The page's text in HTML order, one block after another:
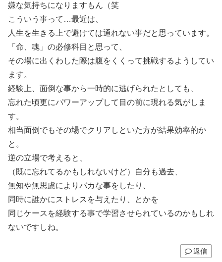
嫌な気持ちになりますもん（笑
こういう事って…最近は、
人生を生きる上で避けては通れない事だと思っています。
「命、魂」の必修科目と思って、
その場に出くわした際は腹をくくって挑戦するようしてい
ます。
経験上、面倒な事から一時的に逃げられたとしても、
忘れた頃更にパワーアップして目の前に現れる気がしま
す。
相当面倒でもその場でクリアしといた方が結果効率的か
と。
逆の立場で考えると、
（既に忘れてるかもしれないけど）自分も過去、
無知や無思慮によりバカな事をしたり、
同時に誰かにストレスを与えたり、とかを
同じケースを経験する事で学習させられているのかもしれ
ないですしね。
返信